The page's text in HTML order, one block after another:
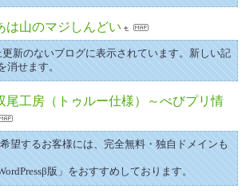
は山のマジしんどい
新のないブログに表示されています。新しい記
消せます。
尾工房（トゥルー仕様）～べびプリ情
希望するお客様には、完全無料・独自ドメインも
版」をおすすめしております。